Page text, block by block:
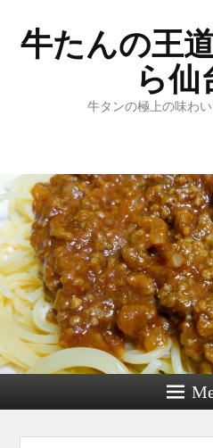
牛たんの王
ら仙
牛タンの極上の味わ